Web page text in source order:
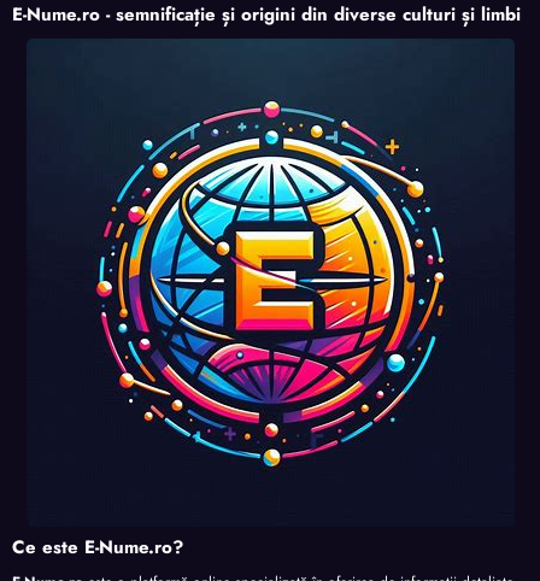
E-Nume.ro - semnificație și origini din diverse culturi și limbi
Ce este E-Nume.ro?